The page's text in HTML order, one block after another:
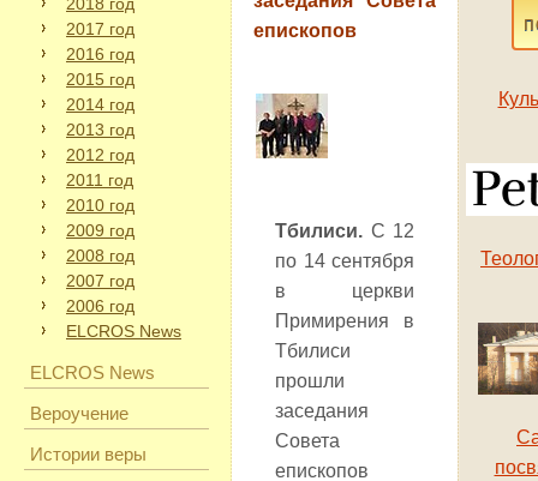
2017 год
2016 год
2015 год
2014 год
2013 год
2012 год
2011 год
2010 год
2009 год
2008 год
2007 год
2006 год
ELCROS News
ELCROS News
Вероучение
Истории веры
епископов
Тбилиси. С 12
по 14 сентября
в церкви
Примирения в
Тбилиси
прошли
заседания
Совета
епископов